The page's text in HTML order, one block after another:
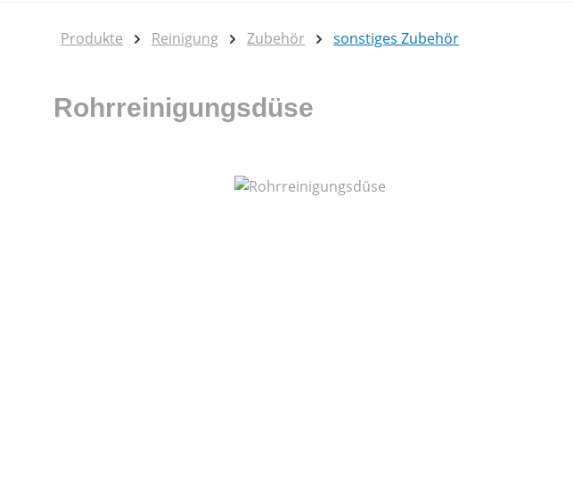
Produkte Reinigung Zubehör sonstiges Zubehör
Rohrreinigungsdüse